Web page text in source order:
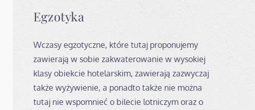
Egzotyka
Wczasy egzotyczne, które tutaj proponujemy
zawierają w sobie zakwaterowanie w wysokiej
klasy obiekcie hotelarskim, zawierają zazwyczaj
także wyżywienie, a ponadto także nie można
tutaj nie wspomnieć o bilecie lotniczym oraz o